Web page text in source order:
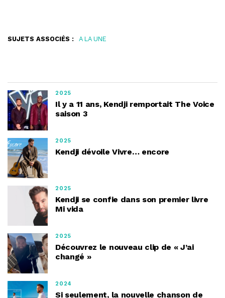
SUJETS ASSOCIÉS : A LA UNE
2025
Il y a 11 ans, Kendji remportait The Voice
saison 3
2025
Kendji dévoile Vivre… encore
2025
Kendji se confie dans son premier livre
Mi vida
2025
Découvrez le nouveau clip de « J’ai
changé »
2024
Si seulement, la nouvelle chanson de